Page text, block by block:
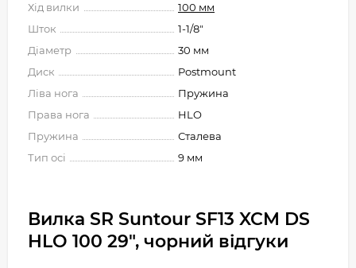
Хід вилки
100 мм
Шток
1-1/8"
Діаметр
30 мм
Диск
Postmount
Ліва нога
Пружина
Права нога
HLO
Пружина
Сталева
Тип осі
9 мм
Вилка SR Suntour SF13 XCM DS
HLO 100 29", чорний відгуки